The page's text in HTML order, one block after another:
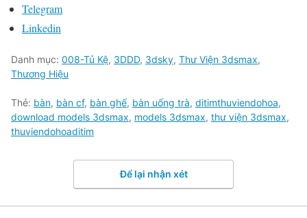
Telegram
Linkedin
Danh mục: 008-Tủ Kệ, 3DDD, 3dsky, Thư Viện 3dsmax,
Thương Hiệu
Thẻ: bàn, bàn cf, bàn ghế, bàn uống trà, ditimthuviendohoa,
download models 3dsmax, models 3dsmax, thư viện 3dsmax,
thuviendohoaditim
Để lại nhận xét